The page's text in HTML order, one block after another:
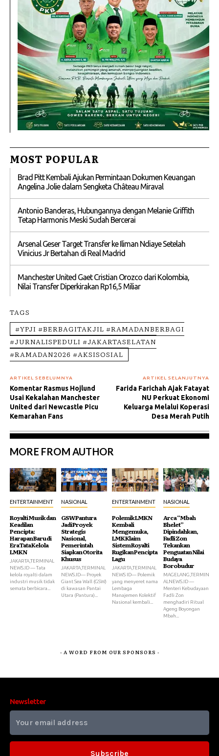
MOST POPULAR
Brad Pitt Kembali Ajukan Permintaan Dokumen Keuangan
Angelina Jolie dalam Sengketa Château Miraval
Antonio Banderas, Hubungannya dengan Melanie Griffith
Tetap Harmonis Meski Sudah Bercerai
Arsenal Geser Target Transfer ke Iliman Ndiaye Setelah
Vinicius Jr Bertahan di Real Madrid
Manchester United Gaet Cristian Orozco dari Kolombia,
Nilai Transfer Diperkirakan Rp16,5 Miliar
TAGS
#YPJI #BERBAGITAKJIL #RAMADANBERBAGI
#JURNALISPEDULI #JAKARTASELATAN
#RAMADAN2026 #AKSISOSIAL
ARTIKEL SEBELUMNYA
Komentar Rasmus Hojlund
Usai Kekalahan Manchester
United dari Newcastle Picu
Kemarahan Fans
ARTIKEL SELANJUTNYA
Farida Farichah Ajak Fatayat
NU Perkuat Ekonomi
Keluarga Melalui Koperasi
Desa Merah Putih
MORE FROM AUTHOR
ENTERTAINMENT
Royalti Musik dan
Keadilan
Pencipta:
Harapan Baru di
Era Tata Kelola
LMKN
JAKARTA,TERMINAL
NEWS.ID — Tata
kelola royalti dalam
industri musik tidak
semata berbicara...
NASIONAL
GSW Pantura
Jadi Proyek
Strategis
Nasional,
Pemerintah
Siapkan Otorita
Khusus
JAKARTA,TERMINAL
NEWS.ID— Proyek
Giant Sea Wall (GSW)
di kawasan Pantai
Utara (Pantura)...
ENTERTAINMENT
Polemik LMKN
Kembali
Mengemuka,
LMK Klaim
Sistem Royalti
Rugikan Pencipta
Lagu
JAKARTA,TERMINAL
NEWS ID— Polemik
yang menyeret nama
Lembaga
Manajemen Kolektif
Nasional kembali...
NASIONAL
Arca “Mbah
Bhelet”
Dipindahkan,
Fadli Zon
Tekankan
Penguatan Nilai
Budaya
Borobudur
MAGELANG,TERMIN
ALNEWS.ID —
Menteri Kebudayaan
Fadli Zon
menghadiri Ritual
Ageng Boyongan
Mbah...
- A WORD FROM OUR SPONSORS -
Newsletter
Subscribe